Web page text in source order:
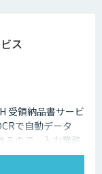
ス
受領納品書サービ
で自動データ
るので、入力業務